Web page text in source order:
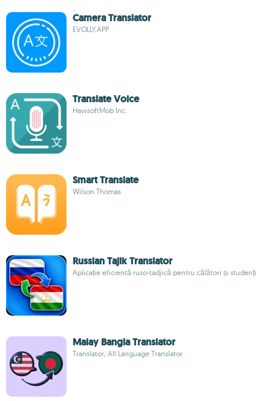
Camera Translator
EVOLLY.APP
Translate Voice
HawsoftMob Inc.
Smart Translate
Wilson Thomas
Russian Tajik Translator
Aplicație eficientă ruso-tadjică pentru călători și studenți
Malay Bangla Translator
Translator, All Language Translator